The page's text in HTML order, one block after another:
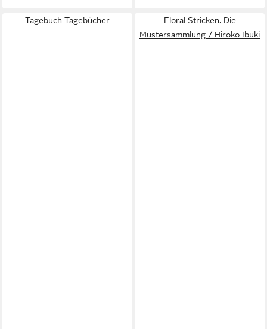
Tagebuch Tagebücher
Floral Stricken. Die
Mustersammlung / Hiroko Ibuki